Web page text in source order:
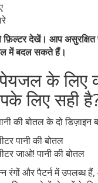
देखें। आप असुरक्षित
में बदल सकते हैं।
के लिए
लिए सही
की बोतल के दो डिज़ाइन
पानी की बोतल
जाओ! पानी की बोतल
रंगों और पैटर्न में